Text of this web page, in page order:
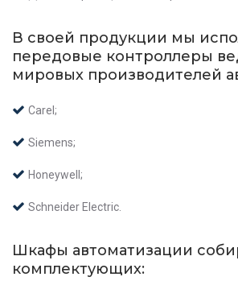
В своей продукции мы
передовые контроллеры
мировых производителей
Carel;
Siemens;
Honeywell;
Schneider Electric.
Шкафы автоматизации
комплектующих: